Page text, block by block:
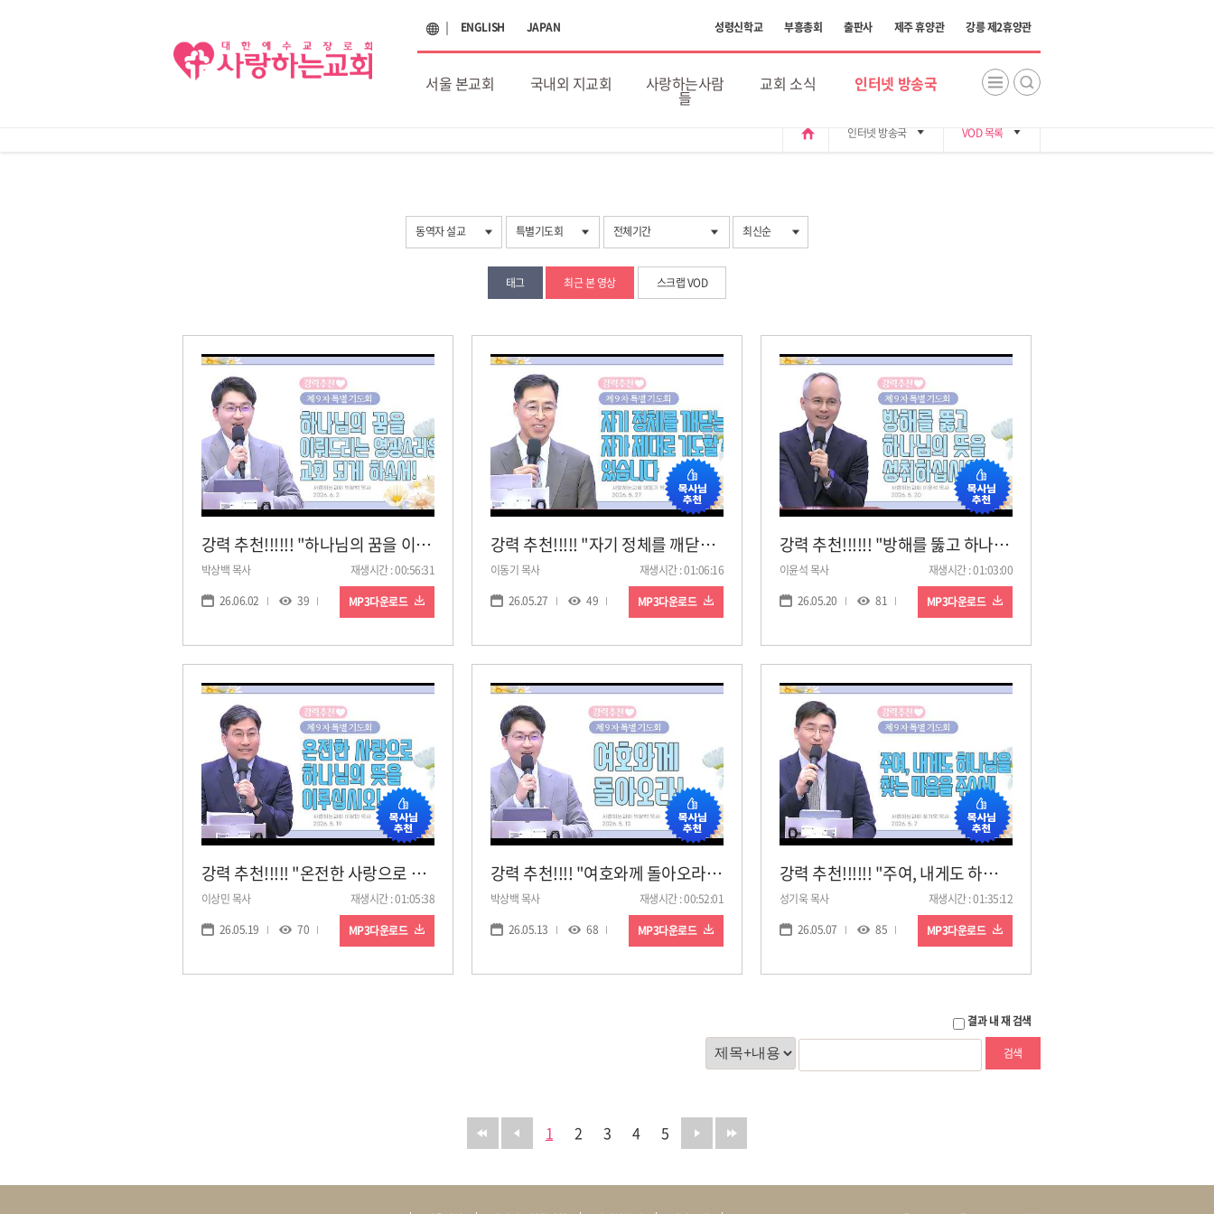
ENGLISH JAPAN 성령신학교 부흥총회 출판사 제주 휴양관 강릉 제2휴양관
서울 본교회 국내외 지교회 사랑하는사람
들
교회 소식 인터넷 방송국
home 인터넷 방송국 VOD 목록
동역자 설교 특별기도회 전체기간 최신순
태그 최근 본 영상 스크랩 VOD
강력 추천!!!!!! "하나님의 꿈을 이뤄드리는 영광스러운 교회!!!"(26. 6. 2. 특별기도회 마지막 날, 박상백 목사)
박상백 목사
재생시간 : 00:56:31
26.06.02
39 MP3다운로드
강력 추천!!!!! "자기 정체를 깨닫는 자가 제대로 기도할 수 있습니다!"(26. 5. 27. 9차 특별기도회 , 이동기 목사)
이동기 목사
재생시간 : 01:06:16
26.05.27
49 MP3다운로드
강력 추천!!!!!! "방해를 뚫고 하나님의 뜻을 성취하십시오!"(26. 5. 20. 9차 특별기도회, 이윤석 목사)
이윤석 목사
재생시간 : 01:03:00
26.05.20
81 MP3다운로드
강력 추천!!!!! "온전한 사랑으로 하나님의 뜻을 이루십시오!"(26. 5. 19. 9차 특별기도회, 이상민 목사)
이상민 목사
재생시간 : 01:05:38
26.05.19
70 MP3다운로드
강력 추천!!!! "여호와께 돌아오라!"(26. 5. 13. 9차 특별기도회, 박상백 목사)
박상백 목사
재생시간 : 00:52:01
26.05.13
68 MP3다운로드
강력 추천!!!!!! "주여, 내게도 하나님을 찾는 마음을 주소서!"(26. 5. 7. 9차 특별기도회, 성기욱 목사)
성기욱 목사
재생시간 : 01:35:12
26.05.07
85 MP3다운로드
결과 내 재 검색
검색
1 2 3 4 5